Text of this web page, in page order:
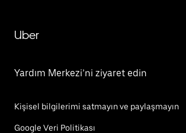
Uber
Yardım Merkezi’ni ziyaret edin
Kişisel bilgilerimi satmayın ve paylaşmayın
Google Veri Politikası